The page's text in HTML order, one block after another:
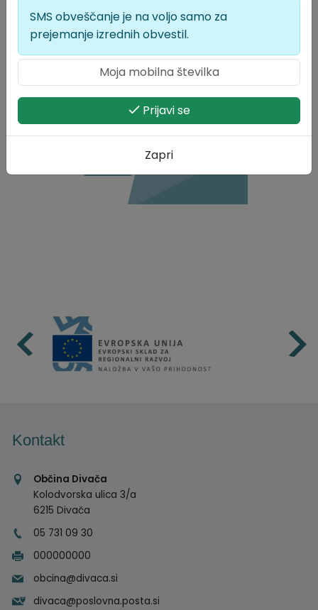
Poročilo o izplačanih sredstvih po razpisu
kultura leto 2025
Velikost datoteke: 244 KB
Lokalne volitve 2026
Kontakt
Občina Divača
Kolodvorska ulica 3/a
6215 Divača
05 731 09 30
000000000
obcina@divaca.si
divaca@poslovna.posta.si
SMS obveščanje je na voljo samo za
prejemanje izrednih obvestil.
Prijavi se
Zapri